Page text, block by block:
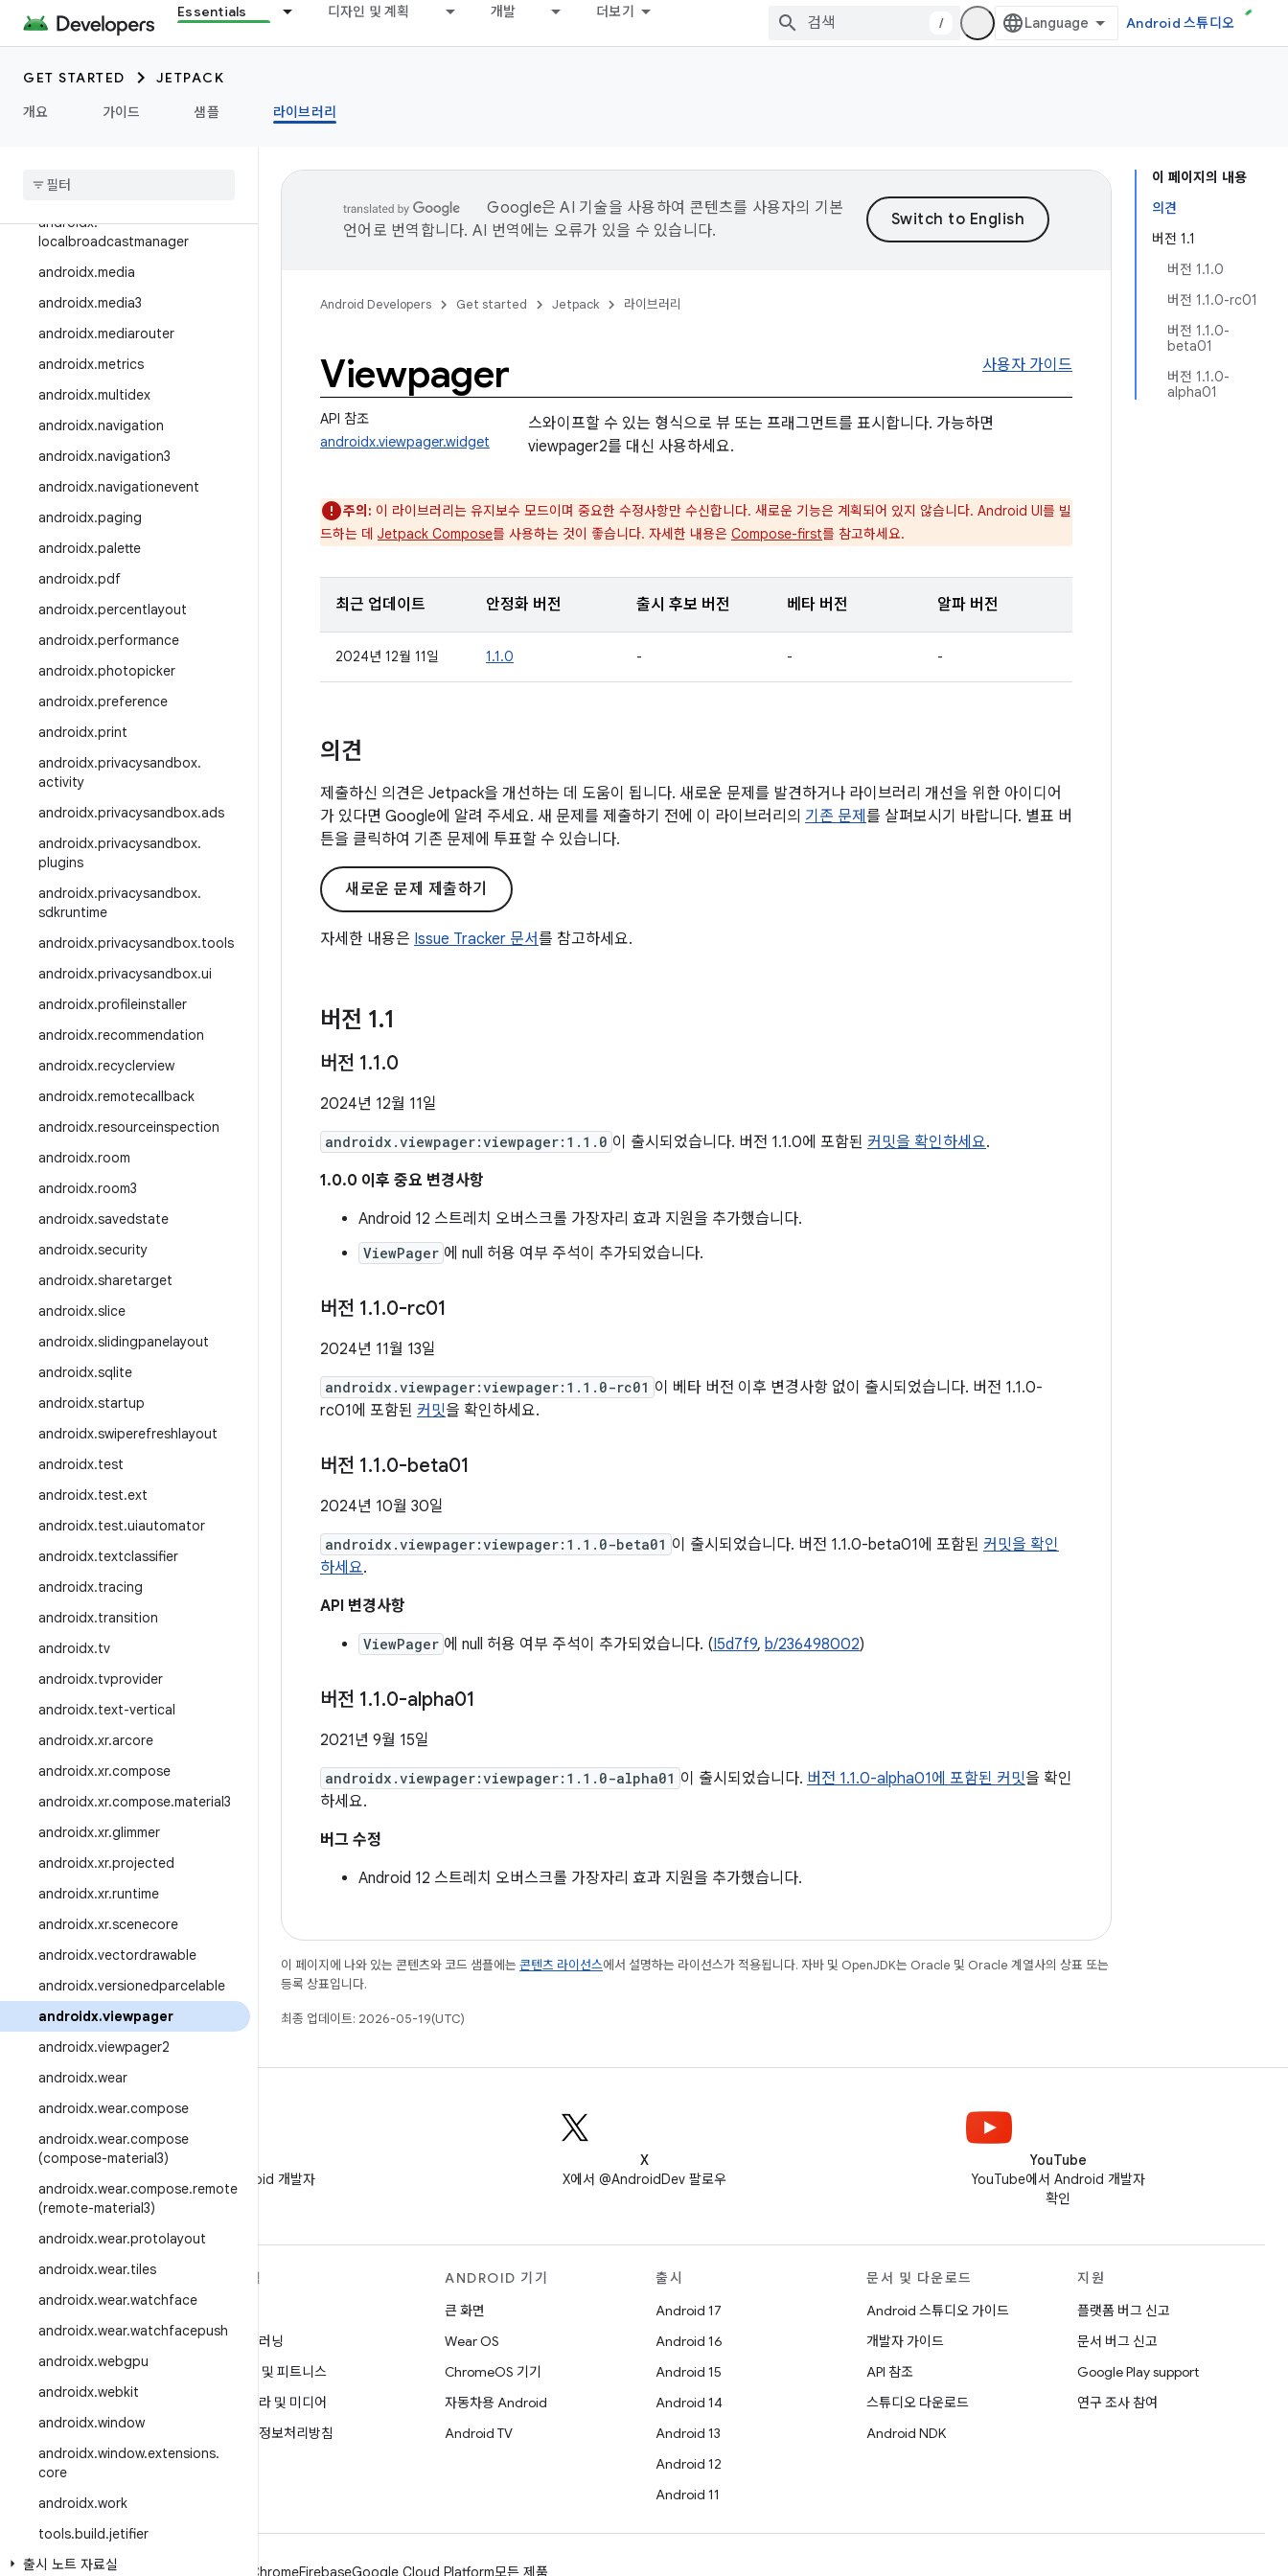
Essentials 디자인 및 계획 개발 더보기
/ Android 스튜디오
GET STARTED
JETPACK
개요
가이드 샘플 라이브러리
androidx.javascriptengine
androidx.leanback
androidx
androidx.
localbroadcastmanager
androidx.media
androidx.media3
androidx.mediarouter
androidx.metrics
androidx.multidex
androidx.navigation
androidx.navigation3
androidx.navigationevent
androidx.paging
androidx.palette
androidx.pdf
androidx.percentlayout
androidx.performance
androidx.photopicker
androidx.preference
androidx.print
androidx.privacysandbox.
activity
androidx.privacysandbox.ads
androidx.privacysandbox.
plugins
androidx.privacysandbox.
sdkruntime
androidx.privacysandbox.tools
androidx.privacysandbox.ui
androidx.profileinstaller
androidx.recommendation
androidx.recyclerview
androidx.remotecallback
androidx.resourceinspection
androidx.room
androidx.room3
androidx.savedstate
androidx.security
androidx.sharetarget
androidx.slice
androidx.slidingpanelayout
androidx.sqlite
androidx.startup
androidx.swiperefreshlayout
androidx.test
androidx.test.ext
androidx.test.uiautomator
androidx.textclassifier
androidx.tracing
androidx.transition
androidx.tv
androidx.tvprovider
androidx.text-vertical
androidx.xr.arcore
androidx.xr.compose
androidx.xr.compose.material3
androidx.xr.glimmer
androidx.xr.projected
androidx.xr.runtime
androidx.xr.scenecore
androidx.vectordrawable
androidx.versionedparcelable
androidx.viewpager
androidx.viewpager2
androidx.wear
androidx.wear.compose
androidx.wear.compose
(compose-material3)
androidx.wear.compose.remote
(remote-material3)
androidx.wear.protolayout
androidx.wear.tiles
androidx.wear.watchface
androidx.wear.watchfacepush
androidx.webgpu
androidx.webkit
androidx.window
androidx.window.extensions.
core
androidx.work
tools.build.jetifier
출시 노트 자료실
이 페이지의 내용
의견
버전 1.1
버전 1.1.0
버전 1.1.0-rc01
버전 1.1.0-
beta01
버전 1.1.0-
alpha01
Google은 AI 기술을 사용하여 콘텐츠를 사용자의 기본
언어로 번역합니다. AI 번역에는 오류가 있을 수 있습니다.
Android Developers Get started Jetpack 라이브러리
Viewpager 사용자 가이드
API 참조
androidx.viewpager.widget
스와이프할 수 있는 형식으로 뷰 또는 프래그먼트를 표시합니다. 가능하면
viewpager2를 대신 사용하세요.
주의: 이 라이브러리는 유지보수 모드이며 중요한 수정사항만 수신합니다. 새로운 기능은 계획되어 있지 않습니다. Android UI를 빌
드하는 데 Jetpack Compose를 사용하는 것이 좋습니다. 자세한 내용은 Compose-first를 참고하세요.
최근 업데이트 안정화 버전 출시 후보 버전 베타 버전 알파 버전
2024년 12월 11일 1.1.0 - - -
의견
제출하신 의견은 Jetpack을 개선하는 데 도움이 됩니다. 새로운 문제를 발견하거나 라이브러리 개선을 위한 아이디어
가 있다면 Google에 알려 주세요. 새 문제를 제출하기 전에 이 라이브러리의 기존 문제 를 살펴보시기 바랍니다. 별표 버
튼을 클릭하여 기존 문제에 투표할 수 있습니다.
새로운 문제 제출하기
자세한 내용은 Issue Tracker 문서를 참고하세요.
버전 1.1
버전 1.1.0
2024년 12월 11일
androidx.viewpager:viewpager:1.1.0 이 출시되었습니다. 버전 1.1.0에 포함된 커밋을 확인하세요.
1.0.0 이후 중요 변경사항
Android 12 스트레치 오버스크롤 가장자리 효과 지원을 추가했습니다.
ViewPager 에 null 허용 여부 주석이 추가되었습니다.
버전 1.1.0-rc01
2024년 11월 13일
androidx.viewpager:viewpager:1.1.0-rc01 이 베타 버전 이후 변경사항 없이 출시되었습니다. 버전 1.1.0-
rc01에 포함된 커밋을 확인하세요.
버전 1.1.0-beta01
2024년 10월 30일
androidx.viewpager:viewpager:1.1.0-beta01 이 출시되었습니다. 버전 1.1.0-beta01에 포함된 커밋을 확인
하세요.
API 변경사항
ViewPager 에 null 허용 여부 주석이 추가되었습니다. (I5d7f9, b/236498002)
버전 1.1.0-alpha01
2021년 9월 15일
androidx.viewpager:viewpager:1.1.0-alpha01 이 출시되었습니다. 버전 1.1.0-alpha01에 포함된 커밋을 확인
하세요.
버그 수정
Android 12 스트레치 오버스크롤 가장자리 효과 지원을 추가했습니다.
이 페이지에 나와 있는 콘텐츠와 코드 샘플에는 콘텐츠 라이선스에서 설명하는 라이선스가 적용됩니다. 자바 및 OpenJDK는 Oracle 및 Oracle 계열사의 상표 또는
등록 상표입니다.
최종 업데이트: 2026-05-19(UTC)
WeChat에서 Android 개발자
팔로우
X
X에서 @AndroidDev 팔로우
YouTube
YouTube에서 Android 개발자
확인
ANDROID 자세히 알아보기
Android
엔터프라이즈용 Android
보안
소스
뉴스
블로그
팟캐스트
탐색
머신러닝
건강 및 피트니스
카메라 및 미디어
개인정보처리방침
ANDROID 기기
큰 화면
Wear OS
ChromeOS 기기
자동차용 Android
Android TV
출시
Android 17
Android 16
Android 15
Android 14
Android 13
Android 12
Android 11
문서 및 다운로드
Android 스튜디오 가이드
개발자 가이드
API 참조
스튜디오 다운로드
Android NDK
지원
플랫폼 버그 신고
문서 버그 신고
Google Play support
연구 조사 참여
ChromeFirebaseGoogle Cloud Platform모든 제품